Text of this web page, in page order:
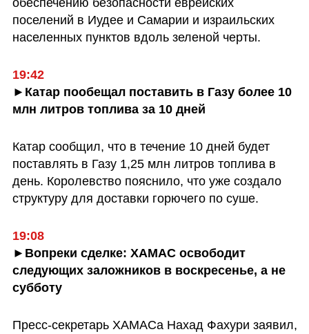
обеспечению безопасности еврейских
поселений в Иудее и Самарии и израильских
населенных пунктов вдоль зеленой черты.
19:42
►Катар пообещал поставить в Газу более 10
млн литров топлива за 10 дней
Катар сообщил, что в течение 10 дней будет
поставлять в Газу 1,25 млн литров топлива в
день. Королевство пояснило, что уже создало
структуру для доставки горючего по суше.
19:08
►Вопреки сделке: ХАМАС освободит
следующих заложников в воскресенье, а не
субботу
Пресс-секретарь ХАМАСа Нахад Фахури заявил,